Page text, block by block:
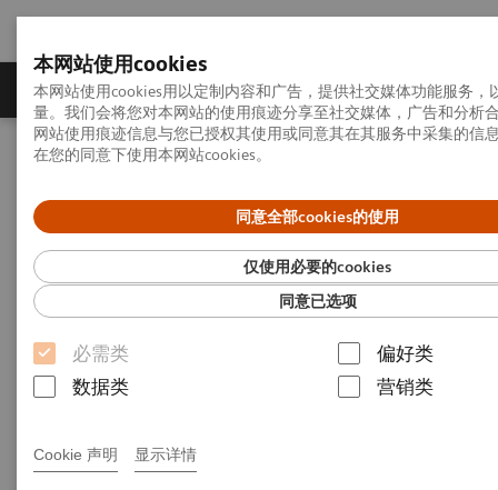
本网站使用cookies
本网站使用cookies用以定制内容和广告，提供社交媒体功能服务，
量。我们会将您对本网站的使用痕迹分享至社交媒体，广告和分析
网站使用痕迹信息与您已授权其使用或同意其在其服务中采集的信
在您的同意下使用本网站cookies。
同意全部cookies的使用
仅使用必要的cookies
同意已选项
必需类
偏好类
数据类
营销类
Cookie 声明 显示详情
产品一览 疾病与临床解决方案 相关信息
首页 服务业务 教育培训
教育培训
Siemens Healthineers服务培训学院
往期视频回顾